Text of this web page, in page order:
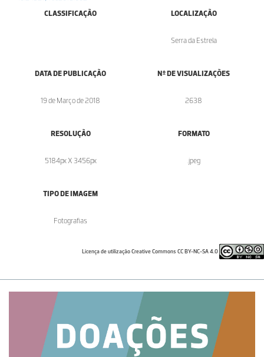
CLASSIFICAÇÃO
LOCALIZAÇÃO
Serra da Estrela
DATA DE PUBLICAÇÃO
19 de Março de 2018
Nº DE VISUALIZAÇÕES
2638
RESOLUÇÃO
5184px X 3456px
FORMATO
.jpeg
TIPO DE IMAGEM
Fotografias
Licença de utilização Creative Commons CC BY-NC-SA 4.0